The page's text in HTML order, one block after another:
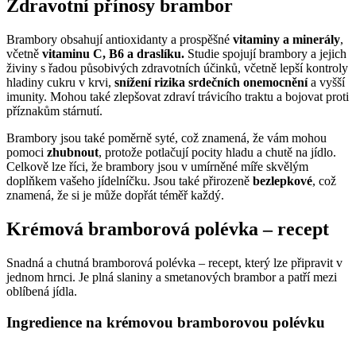
Zdravotní přínosy brambor
Brambory obsahují antioxidanty a prospěšné vitaminy a minerály,
včetně vitaminu C, B6 a draslíku. Studie spojují brambory a jejich
živiny s řadou působivých zdravotních účinků, včetně lepší kontroly
hladiny cukru v krvi, snížení rizika srdečních onemocněnía vyšší
imunity. Mohou také zlepšovat zdraví trávicího traktu a bojovat proti
příznakům stárnutí.
Brambory jsou také poměrně syté, což znamená, že vám mohou
pomoci zhubnout, protože potlačují pocity hladu a chutě na jídlo.
Celkově lze říci, že brambory jsou v umírněné míře skvělým
doplňkem vašeho jídelníčku. Jsou také přirozeně bezlepkové, což
znamená, že si je může dopřát téměř každý.
Krémová bramborová polévka – recept
Snadná a chutná bramborová polévka – recept, který lze připravit v
jednom hrnci. Je plná slaniny a smetanových brambor a patří mezi
oblíbená jídla.
Ingredience na krémovou bramborovou polévku